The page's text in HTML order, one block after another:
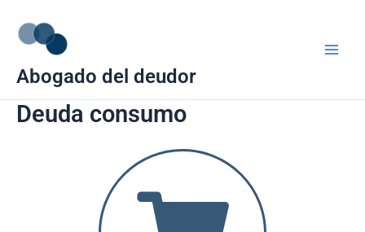
contenido
Abogado del deudor
Deuda consumo